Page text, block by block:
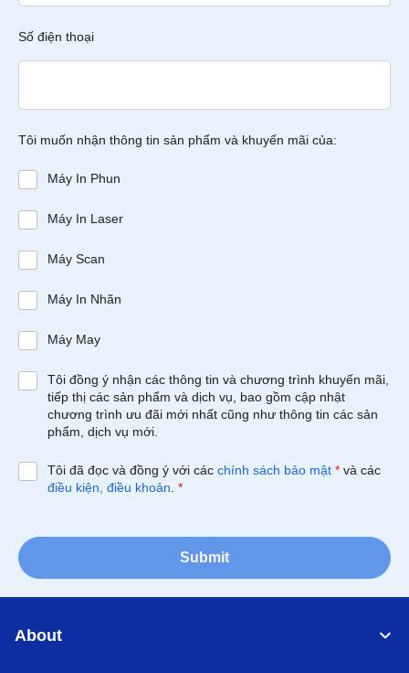
Số điện thoại
Tôi muốn nhận thông tin sản phẩm và khuyến mãi của:
Máy In Phun
Máy In Laser
Máy Scan
Máy In Nhãn
Máy May
Tôi đồng ý nhận các thông tin và chương trình khuyến mãi,
tiếp thị các sản phẩm và dịch vụ, bao gồm cập nhật
chương trình ưu đãi mới nhất cũng như thông tin các sản
phẩm, dịch vụ mới.
Tôi đã đọc và đồng ý với các chính sách bảo mật * và các
điều kiện, điều khoản *
Submit
About